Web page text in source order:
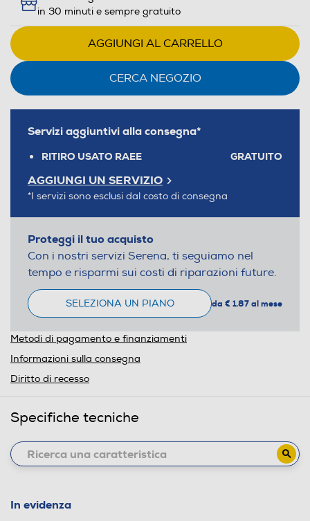
in 30 minuti e sempre gratuito
AGGIUNGI AL CARRELLO
CERCA NEGOZIO
Servizi aggiuntivi alla consegna*
RITIRO USATO RAEE GRATUITO
AGGIUNGI UN SERVIZIO
*I servizi sono esclusi dal costo di consegna
Proteggi il tuo acquisto
Con i nostri servizi Serena, ti seguiamo nel
tempo e risparmi sui costi di riparazioni future.
SELEZIONA UN PIANO da € 1,87 al mese
Metodi di pagamento e finanziamenti
Informazioni sulla consegna
Diritto di recesso
Specifiche tecniche
In evidenza